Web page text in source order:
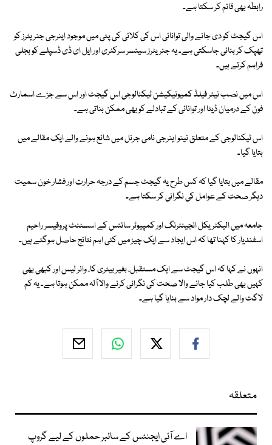
رابطہ بھی قائم کر سکتا ہے۔
اس گیجٹ کو دی جانے والی توانائی اس کی کلائی کی پٹی میں موجود اینرجی جنریٹرز کو
تھپک کر بنائی جاسکتی ہے۔ یہ جنریٹرز سینسر سرکٹری اور ایل ای ڈی ڈسپلے کو بجلی
فراہم کرتے ہیں۔
اس میں نصب نیئر فیلڈ کمیونیکیشن ٹیکنالوجی اس گیجٹ اور اس سے جڑے اسمارٹ
فون کے درمیان ڈیٹا اور توانائی کے تبادلے کو بھی ممکن بناتی ہے۔
اس ٹیکنالوجی کے متعلق نینو اینرجی نامی جرنل میں شائع ہونے والے ایک مقالے میں
بتایا گیا۔
مقالے میں بتایا گیا کہ کس طرح یہ گیجٹ جسم کے درجہ حرارت اور فشار خون سمیت
دیگر صحت کے عوامل کی نگرانی کر سکتا ہے۔
جامعہ میں الیکٹریکل انجینئرنگ اور کمپیوٹر سائنس کے اسسٹنٹ پروفیسر راحیم
اسفندیار کا کہنا تھا کہ اس ایجاد سے ایک چیز میں کئی اہم نتائج حاصل ہوگئے ہیں۔
انہوں نے کہا کہ اس گیجٹ سے ایک مستقبل، بغیر بیٹری کا، وائر لیس اور کبھی بھی
کہیں بھی طلب کیا جانے والا صحت کی نگرانی کرنے والا آلہ ممکن ہوتا ہے۔ یہ کم
لاگت والے لچک دار مواد سے بنایا گیا ہے۔
متعلقہ
اے آئی ایجنٹس کے سائبر حملوں کے لیے گروپ